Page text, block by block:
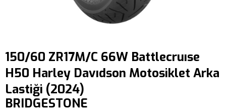
150/60 ZR17M/C 66W Battlecruıse
H50 Harley Davıdson Motosiklet Arka
Lastiği (2024)
BRIDGESTONE